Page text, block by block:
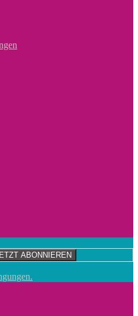
ABONNIEREN